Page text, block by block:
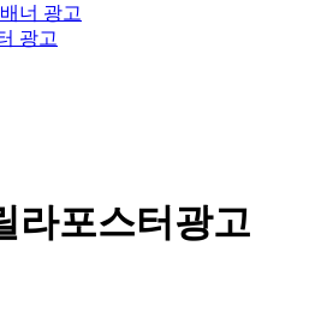
너 광고
광고
라포스터광고